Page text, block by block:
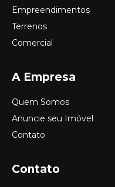
Empreendimentos
Terrenos
Comercial
A Empresa
Quem Somos
Anuncie seu Imóvel
Contato
Contato